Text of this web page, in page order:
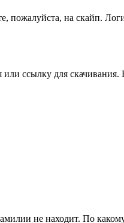
пожалуйста, на скайп.
или ссылку для
не находит. По